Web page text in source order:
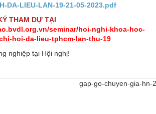
DA-LIEU-LAN-19-21-05-2023.pdf
THAM DỰ TẠI
seminar/hoi-nghi-khoa-hoc-
hoi-da-lieu-tphcm-lan-thu-19
nghiệp tại Hội nghị!